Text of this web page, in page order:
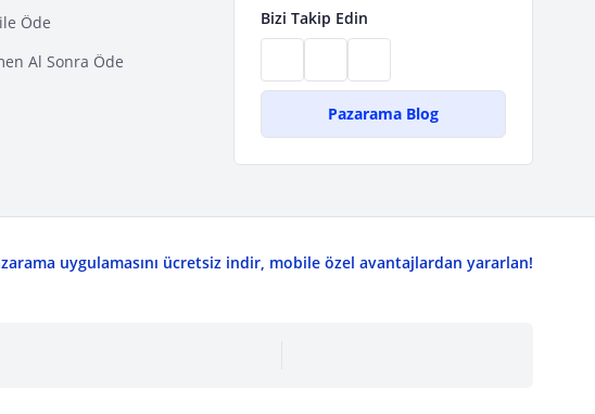
Öde
Al Sonra Öde
Bizi Takip Edin
Pazarama Blog
uygulamasını ücretsiz indir, mobile özel avantajlardan yararlan!